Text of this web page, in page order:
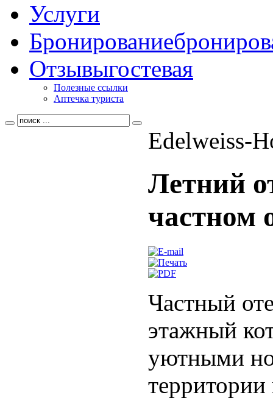
Услуги
Бронирование
Отзывыгостевая
Полезные ссылки
Аптечка туриста
Edelweiss-
Летний
частном
Частный
этажный
уютными
территории